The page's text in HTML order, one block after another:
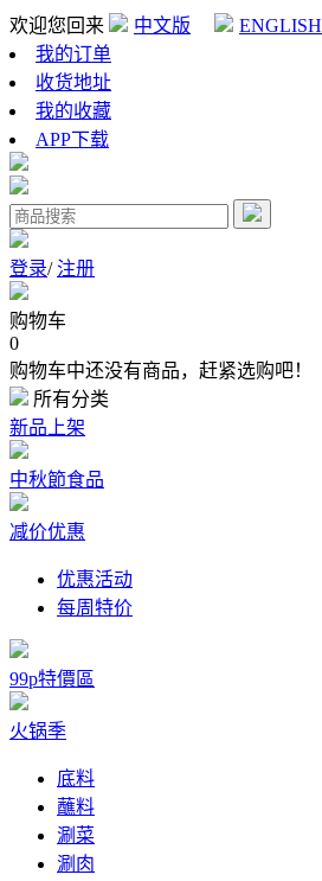
欢迎您回来 中文版
ENGLISH
我的订单
收货地址
我的收藏
APP下载
登录/注册
购物车
0
购物车中还没有商品，赶紧选购吧！
所有分类
新品上架
中秋節食品
减价优惠
优惠活动
每周特价
99p特價區
火锅季
底料
蘸料
涮菜
涮肉